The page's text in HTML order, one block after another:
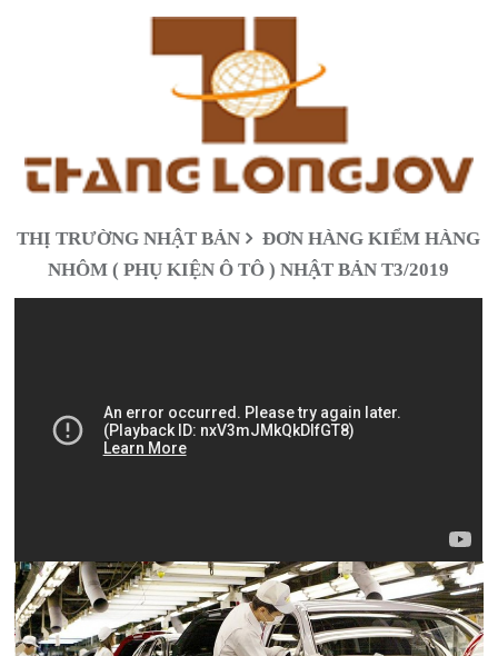
THỊ TRƯỜNG NHẬT BẢN
ĐƠN HÀNG KIỂM HÀNG
NHÔM ( PHỤ KIỆN Ô TÔ ) NHẬT BẢN T3/2019